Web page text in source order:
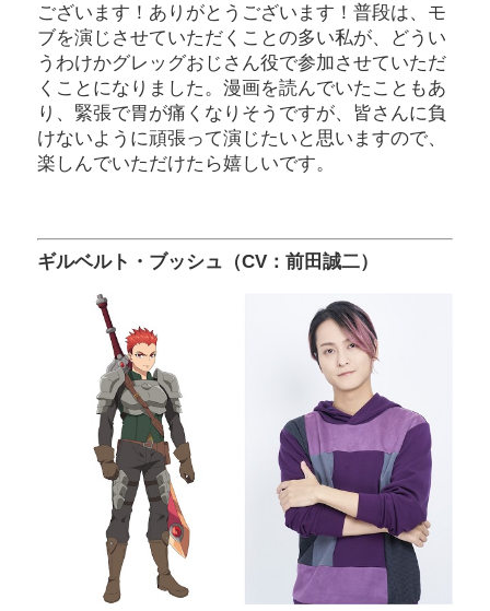
ございます！ありがとうございます！普段は、モ
ブを演じさせていただくことの多い私が、どうい
うわけかグレッグおじさん役で参加させていただ
くことになりました。漫画を読んでいたこともあ
り、緊張で胃が痛くなりそうですが、皆さんに負
けないように頑張って演じたいと思いますので、
楽しんでいただけたら嬉しいです。
ギルベルト・ブッシュ（CV：前田誠二）